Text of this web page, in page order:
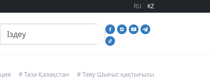
RU KZ
іздеу
# Таза Қазақстан # Таяу Шығыс қақтығысы